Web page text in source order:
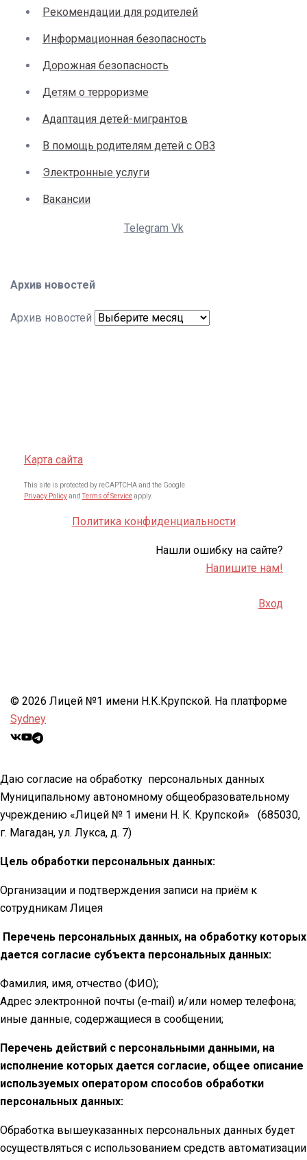
Рекомендации для родителей
Информационная безопасность
Дорожная безопасность
Детям о терроризме
Адаптация детей-мигрантов
В помощь родителям детей с ОВЗ
Электронные услуги
Вакансии
Telegram Vk
Архив новостей
Архив новостей
Карта сайта
This site is protected by reCAPTCHA and the Google
Privacy Policyand Terms of Serviceapply.
Политика конфиденциальности
Нашли ошибку на сайте?
Напишите нам!
Вход
© 2026 Лицей №1 имени Н.К.Крупской. На платформе
Sydney
Даю согласие на обработку персональных данных
Муниципальному автономному общеобразовательному
учреждению «Лицей № 1 имени Н. К. Крупской»
(685030,
г. Магадан, ул. Лукса, д. 7)
Цель обработки персональных данных:
Организации и подтверждения записи на приём к
сотрудникам Лицея
Перечень персональных данных, на обработку которых
дается согласие субъекта персональных данных:
Фамилия, имя, отчество (ФИО);
Адрес электронной почты (e-mail) и/или номер телефона;
иные данные, содержащиеся в сообщении;
Перечень действий с персональными данными, на
исполнение которых дается согласие, общее описание
используемых оператором способов обработки
персональных данных:
Обработка вышеуказанных персональных данных будет
осуществляться с использованием средств автоматизации